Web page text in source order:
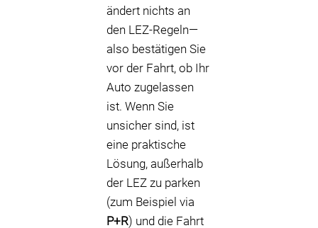
ändert nichts an
den LEZ-Regeln—
also bestätigen Sie
vor der Fahrt, ob Ihr
Auto zugelassen
ist. Wenn Sie
unsicher sind, ist
eine praktische
Lösung, außerhalb
der LEZ zu parken
(zum Beispiel via
P+R) und die Fahrt